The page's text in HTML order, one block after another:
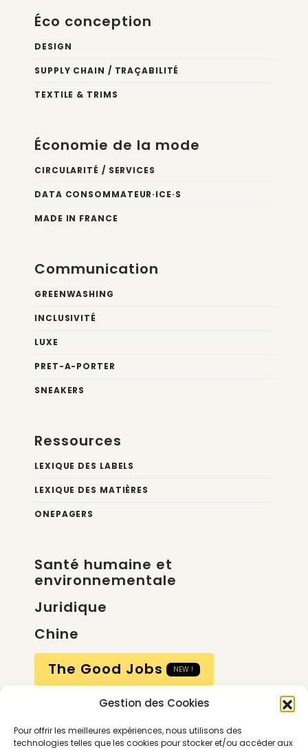
Gestion des Cookies
Pour offrir les meilleures expériences, nous utilisons des
technologies telles que les cookies pour stocker et/ou accéder aux
Éco conception
DESIGN
SUPPLY CHAIN / TRAÇABILITÉ
TEXTILE & TRIMS
Économie de la mode
CIRCULARITÉ / SERVICES
DATA CONSOMMATEUR·ICE·S
MADE IN FRANCE
Communication
GREENWASHING
INCLUSIVITÉ
LUXE
PRET-A-PORTER
SNEAKERS
Ressources
LEXIQUE DES LABELS
LEXIQUE DES MATIÈRES
ONEPAGERS
Santé humaine et
environnementale
Juridique
Chine
The Good Jobs
NEW !
Compte
Calendrier